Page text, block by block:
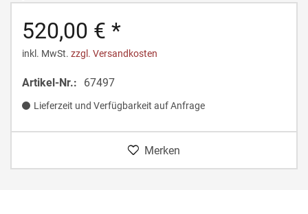
520,00 € *
inkl. MwSt. zzgl. Versandkosten
Lieferzeit und Verfügbarkeit auf Anfrage
Artikel-Nr.: 67497
Merken